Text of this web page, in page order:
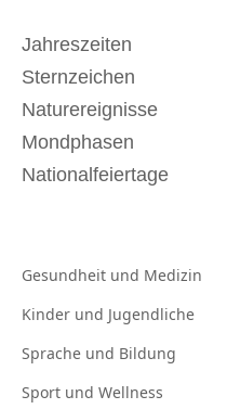
Jahreszeiten
Sternzeichen
Naturereignisse
Mondphasen
Nationalfeiertage
Gesundheit und Medizin
Kinder und Jugendliche
Sprache und Bildung
Sport und Wellness